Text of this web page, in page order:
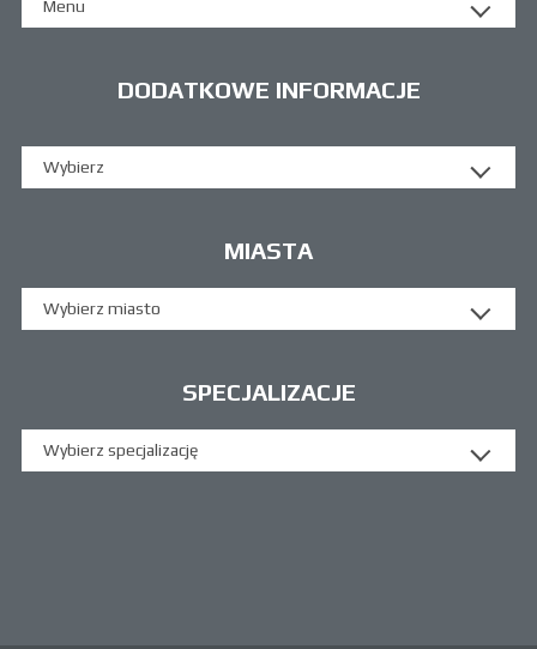
Menu
DODATKOWE INFORMACJE
Wybierz
MIASTA
Wybierz miasto
SPECJALIZACJE
Wybierz specjalizację